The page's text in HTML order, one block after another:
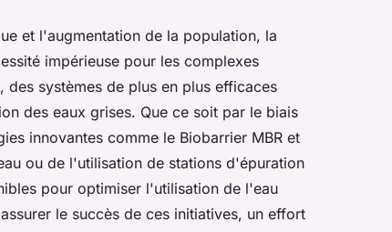
et l'augmentation de la population, la
impérieuse pour les complexes
des systèmes de plus en plus efficaces
des eaux grises. Que ce soit par le biais
innovantes comme le Biobarrier MBR et
ou de l'utilisation de stations d'épuration
pour optimiser l'utilisation de l'eau
le succès de ces initiatives, un effort